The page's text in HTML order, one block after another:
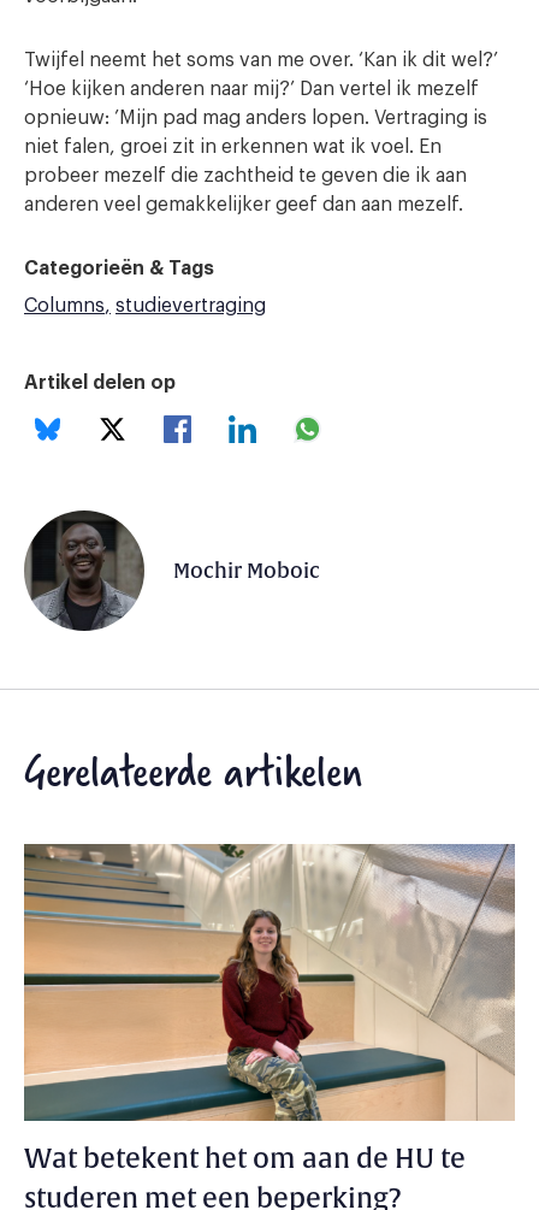
Twijfel neemt het soms van me over. ‘Kan ik dit wel?’
‘Hoe kijken anderen naar mij?’ Dan vertel ik mezelf
opnieuw: ’Mijn pad mag anders lopen. Vertraging is
niet falen, groei zit in erkennen wat ik voel. En
probeer mezelf die zachtheid te geven die ik aan
anderen veel gemakkelijker geef dan aan mezelf.
Categorieën & Tags
Columns
studievertraging
Artikel delen op
Mochir Moboic
Gerelateerde artikelen
Wat betekent het om aan de HU te
studeren met een beperking?